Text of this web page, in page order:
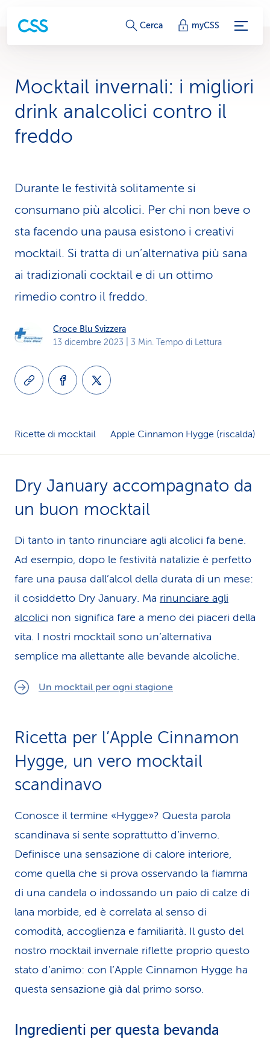
c
l
e
m
e
n
i
i
v
i
Cerca myCSS
Mocktail invernali: i migliori
drink analcolici contro il
freddo
Durante le festività solitamente si
consumano più alcolici. Per chi non beve o
sta facendo una pausa esistono i creativi
mocktail. Si tratta di un’alternativa più sana
ai tradizionali cocktail e di un ottimo
rimedio contro il freddo.
Croce Blu Svizzera
13 dicembre 2023 | 3 Min. Tempo di Lettura
Ricette di mocktail Apple Cinnamon Hygge (riscalda)
Dry January accompa­gna­to da
un buon mocktail
Di tanto in tanto rinunciare agli alcolici fa bene.
Ad esempio, dopo le festività natalizie è perfetto
fare una pausa dall’alcol della durata di un mese:
il cosiddetto Dry January. Ma rinunciare agli
alcolici non significa fare a meno dei piaceri della
vita. I nostri mocktail sono un’alternativa
semplice ma allettante alle bevande alcoliche.
Un mocktail per ogni stagione
Ricetta per l’Apple Cinnamon
Hygge, un vero mocktail
scandinavo
Conosce il termine «Hygge»? Questa parola
scandinava si sente soprattutto d’inverno.
Definisce una sensazione di calore interiore,
come quella che si prova osservando la fiamma
di una candela o indossando un paio di calze di
lana morbide, ed è correlata al senso di
comodità, accoglienza e familiarità. Il gusto del
nostro mocktail invernale riflette proprio questo
stato d’animo: con l’Apple Cinnamon Hygge ha
questa sensazione già dal primo sorso.
Ingredienti per questa bevanda